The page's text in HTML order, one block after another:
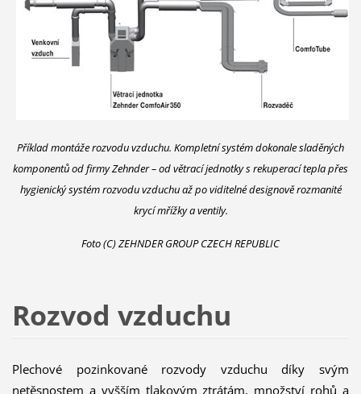
Příklad montáže rozvodu vzduchu. Kompletní systém dokonale sladěných
komponentů od firmy Zehnder – od větrací jednotky s rekuperací tepla přes
hygienický systém rozvodu vzduchu až po viditelné designově rozmanité
krycí mřížky a ventily.
Foto (C) ZEHNDER GROUP CZECH REPUBLIC
Rozvod vzduchu
Plechové pozinkované rozvody vzduchu díky svým
netěsnostem a vyšším tlakovým ztrátám, množství rohů a